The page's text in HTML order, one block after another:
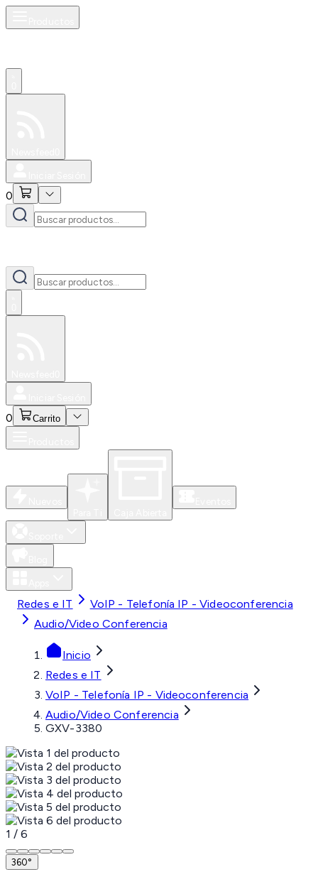
0
0 Carrito
Redes e IT
VoIP - Telefonía IP - Videoconferencia
Audio/Video Conferencia
Inicio
Redes e IT
VoIP - Telefonía IP - Videoconferencia
Audio/Video Conferencia
GXV-3380
1 / 6
360°